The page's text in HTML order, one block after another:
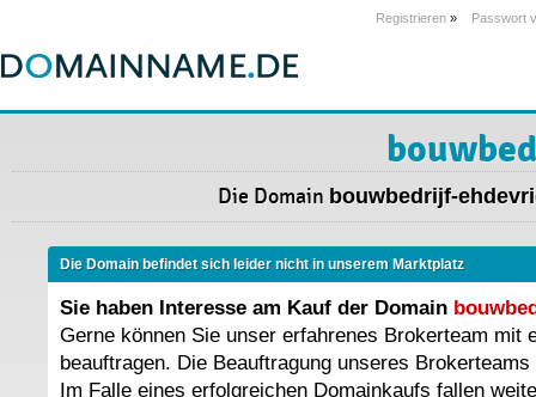
Registrieren » Passwort
Die Domain bouwbedrijf-
Die Domain befindet sich leider nicht in unserem Marktplatz
Sie haben Interesse am Kauf der Domain
Gerne können Sie unser erfahrenes Brokerteam mit
beauftragen. Die Beauftragung unseres
Im Falle eines erfolgreichen Domainkaufs fallen